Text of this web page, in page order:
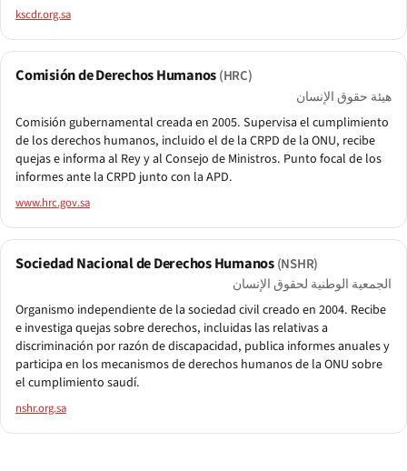
kscdr.org.sa
Comisión de Derechos Humanos(HRC)
هيئة حقوق الإنسان
Comisión gubernamental creada en 2005. Supervisa el cumplimiento
de los derechos humanos, incluido el de la CRPD de la ONU, recibe
quejas e informa al Rey y al Consejo de Ministros. Punto focal de los
informes ante la CRPD junto con la APD.
www.hrc.gov.sa
Sociedad Nacional de Derechos Humanos(NSHR)
الجمعية الوطنية لحقوق الإنسان
Organismo independiente de la sociedad civil creado en 2004. Recibe
e investiga quejas sobre derechos, incluidas las relativas a
discriminación por razón de discapacidad, publica informes anuales y
participa en los mecanismos de derechos humanos de la ONU sobre
el cumplimiento saudí.
nshr.org.sa